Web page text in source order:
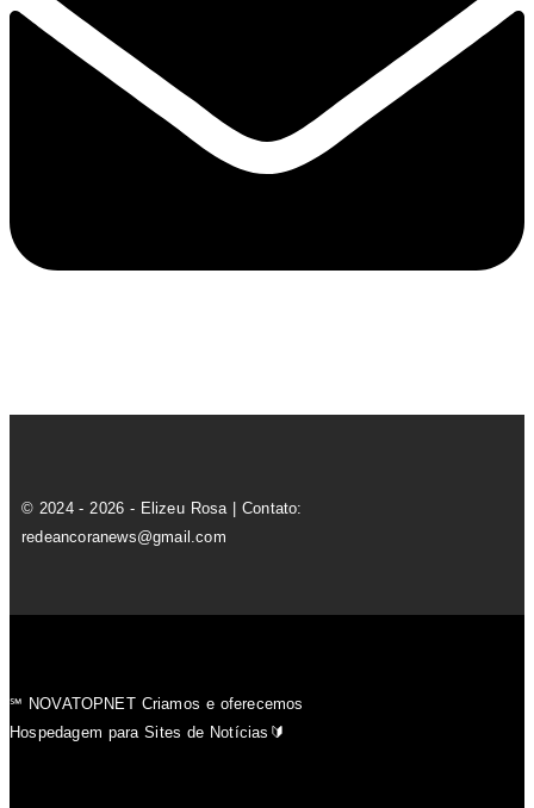
© 2024 - 2026 - Elizeu Rosa | Contato:
redeancoranews@gmail.com
℠ NOVATOPNET Criamos e oferecemos
Hospedagem para Sites de Notícias🔰